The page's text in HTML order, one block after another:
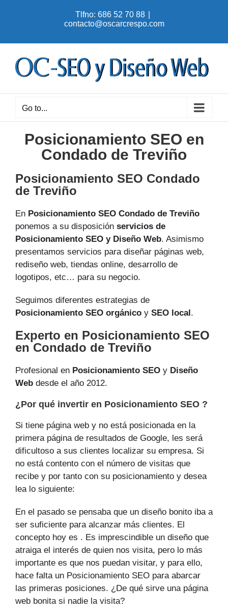
Tlfno: 686 52 70 88
contacto@oscarcrespo.com
Go to...
Posicionamiento SEO en
Condado de Treviño
Posicionamiento SEO Condado
de Treviño
En Posicionamiento SEO Condado de Treviño
ponemos a su disposición servicios de
Posicionamiento SEO y Diseño Web. Asimismo
presentamos servicios para diseñar páginas web,
rediseño web, tiendas online, desarrollo de
logotipos, etc… para su negocio.
Seguimos diferentes estrategias de
Posicionamiento SEO orgánico y SEO local .
Experto en Posicionamiento SEO
en Condado de Treviño
Profesional en Posicionamiento SEO y Diseño
Web desde el año 2012.
¿Por qué invertir en Posicionamiento SEO ?
Si tiene página web y no está posicionada en la
primera página de resultados de Google, les será
dificultoso a sus clientes localizar su empresa. Si
no está contento con el número de visitas que
recibe y por tanto con su posicionamiento y desea
lea lo siguiente:
En el pasado se pensaba que un diseño bonito iba a
ser suficiente para alcanzar más clientes. El
concepto hoy es . Es imprescindible un diseño que
atraiga el interés de quien nos visita, pero lo más
importante es que nos puedan visitar, y para ello,
hace falta un Posicionamiento SEO para abarcar
las primeras posiciones. ¿De qué sirve una página
web bonita si nadie la visita?